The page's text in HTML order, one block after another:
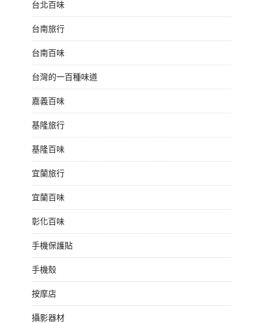
台北百味
台南旅行
台南百味
台灣的一百種味道
嘉義百味
基隆旅行
基隆百味
宜蘭旅行
宜蘭百味
彰化百味
手機保護貼
手機殼
按摩店
攝影器材